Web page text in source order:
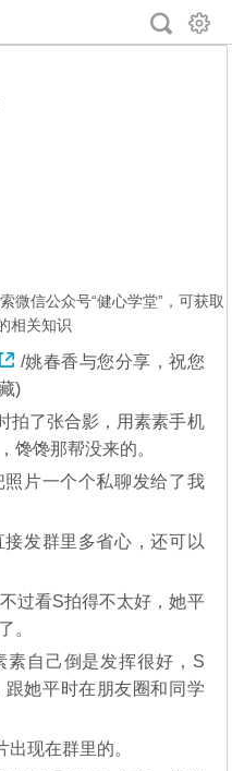
微信公众号“健心学堂”，可获取
相关知识
/姚春香与您分享，祝您
)
了张合影，用素素手机
馋馋那帮没来的。
片一个个私聊发给了我
发群里多省心，还可以
看S拍得不太好，她平
。
自己倒是发挥很好，S
她平时在朋友圈和同学
现在群里的。